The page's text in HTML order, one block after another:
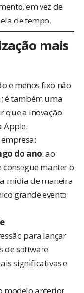
em vez de
de tempo.
mais
e menos fixo não
é também uma
que a inovação
Apple.
do ano: ao
manter o
mídia de maneira
grande evento
para lançar
de software
significativas e
modelo anterior